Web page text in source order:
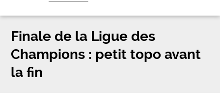
Finale de la Ligue des
Champions : petit topo avant
la fin